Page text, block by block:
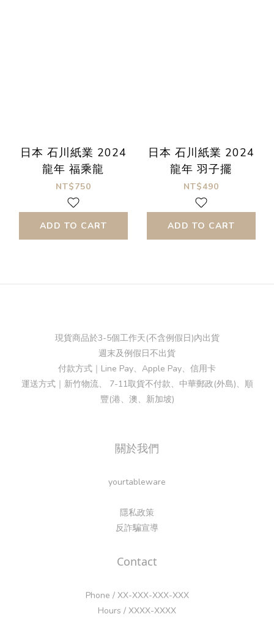
日本 石川紙業 2024
龍年 福乘龍
NT$750
ADD TO CART
日本 石川紙業 2024
龍年 羽子擺
NT$490
ADD TO CART
現貨商品於3-5個工作天(不含例假日)內出貨
週末及例假日不出貨
付款方式｜Line Pay、Apple Pay、信用卡
運送方式｜新竹物流、 7-11取貨不付款、中華郵政(外島)、順
豐(港、澳、新加坡)
關於我們
yourtableware
隱私政策
反詐騙宣導
Contact
Phone / XX-XXX-XXX-XXX
Hours / XXXX-XXXX